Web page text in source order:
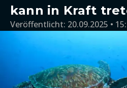
kann in Kraft
Veröffentlicht: 20.09.2025 •